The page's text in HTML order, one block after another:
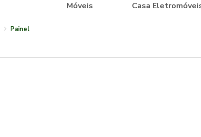
Móveis Casa
painel